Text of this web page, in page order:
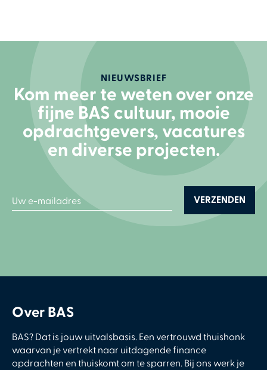
NIEUWSBRIEF
Kom meer te weten over onze
fijne BAS cultuur, mooie
opdrachtgevers, vacatures
en diverse projecten.
Over BAS
BAS? Dat is jouw uitvalsbasis. Een vertrouwd thuishonk
waarvan je vertrekt naar uitdagende finance
opdrachten en thuiskomt om te sparren. Bij ons werk je